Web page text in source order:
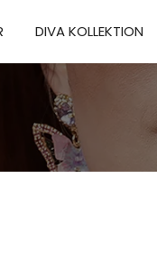
DIVA KOLLEKTION